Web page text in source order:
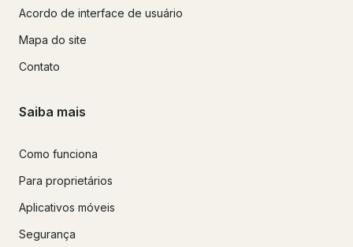
Acordo de interface de usuário
Mapa do site
Contato
Saiba mais
Como funciona
Para proprietários
Aplicativos móveis
Segurança